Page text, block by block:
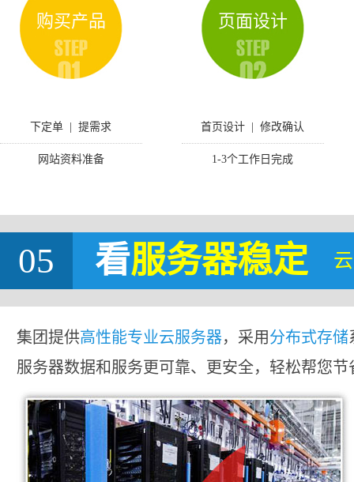
购买产品
下定单 | 提需求
网站资料准备
页面设计
首页设计 | 修改确认
1-3个工作日完成
05 看服务器稳定
集团提供高性能专业云服务器，采用分布式存储
服务器数据和服务更可靠、更安全，轻松帮您节